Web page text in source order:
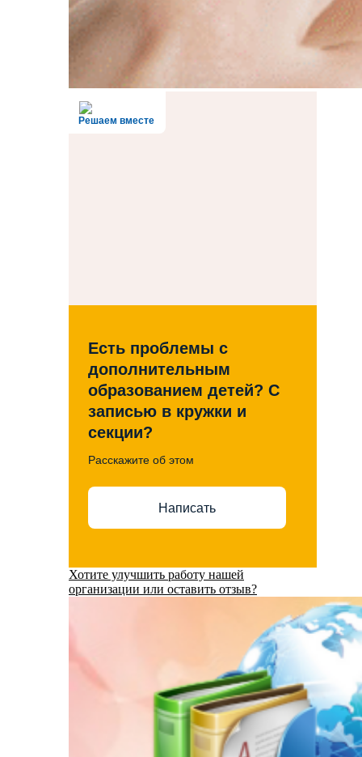
Решаем вместе
Есть проблемы с
дополнительным
образованием детей? С
записью в кружки и
секции?
Расскажите об этом
Написать
Хотите улучшить работу нашей
организации или оставить отзыв?